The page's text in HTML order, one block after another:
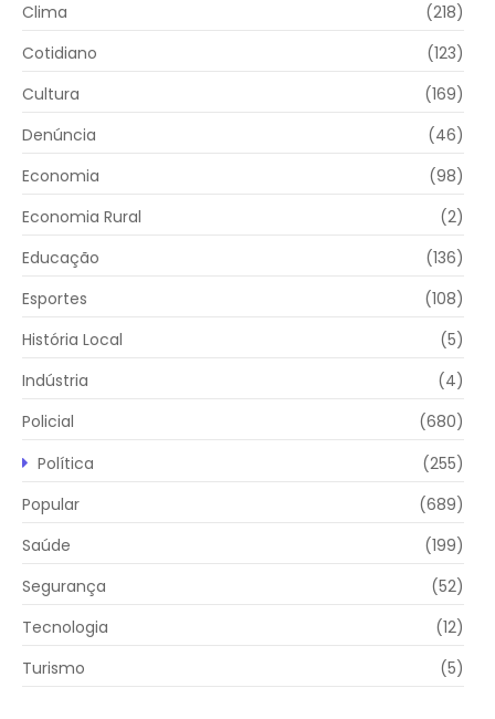
Clima
(218)
Cotidiano
(123)
Cultura
(169)
Denúncia
(46)
Economia
(98)
Economia Rural
(2)
Educação
(136)
Esportes
(108)
História Local
(5)
Indústria
(4)
Policial
(680)
Política
(255)
Popular
(689)
Saúde
(199)
Segurança
(52)
Tecnologia
(12)
Turismo
(5)